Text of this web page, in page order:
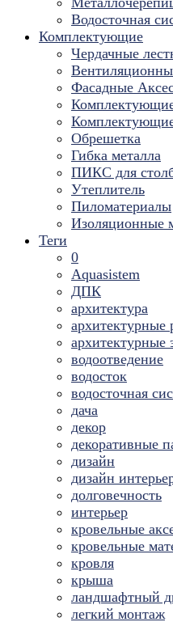
Водосточная
Комплектующие
Чердачные
Фасадные
Обрешетка
Гибка металла
ПИКС для
Утеплитель
Пиломатериалы
Изоляционные
Теги
0
Aquasistem
ДПК
архитектура
архитектурные
архитектурные
водоотведение
водосток
водосточная
дача
декор
декоративные
дизайн
дизайн
долговечность
интерьер
кровельные
кровельные
кровля
крыша
ландшафтный
легкий монтаж